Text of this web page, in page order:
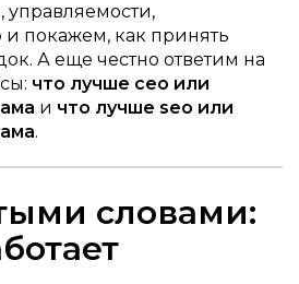
управляемости,
покажем, как принять
А еще честно ответим на
что лучше сео или
и что лучше seo или
.
словами: